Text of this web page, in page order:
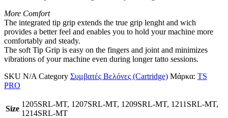
More Comfort
The integrated tip grip extends the true grip lenght and wich
provides a better feel and enables you to hold your machine more
comfortably and steady.
The soft Tip Grip is easy on the fingers and joint and minimizes
vibrations of your machine even during longer tatto sessions.
SKU N/A Category Συμβατές Βελόνες (Cartridge) Μάρκα: TS
PRO
Size
1205SRL-MT, 1207SRL-MT, 1209SRL-MT, 1211SRL-MT,
1214SRL-MT